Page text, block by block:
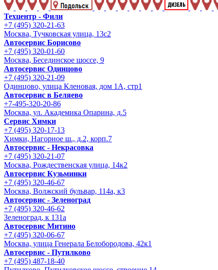
Техцентр - Фили
+7 (495) 320-21-63
Москва, Тучковская улица, 13с2
Автосервис Борисово
+7 (495) 320-01-60
Москва, Бесединское шоссе, 9
Автосервис Одинцово
+7 (495) 320-21-09
Одинцово, улица Кленовая, дом 1А, стр1
Автосервис в Беляево
+7-495-320-20-86
Москва, ул. Академика Опарина, д.5
Сервис Химки
+7 (495) 320-17-13
Химки, Нагорное ш., д.2, корп.7
Автосервис - Некрасовка
+7 (495) 320-21-07
Москва, Рождественская улица, 14к2
Автосервис Кузьминки
+7 (495) 320-46-67
Москва, Волжский бульвар, 114а, к3
Автосервис - Зеленоград
+7 (495) 320-46-62
Зеленоград, к 131а
Автосервис Митино
+7 (495) 320-06-67
Москва, улица Генерала Белобородова, 42к1
Автосервис - Путилково
+7 (495) 487-18-40